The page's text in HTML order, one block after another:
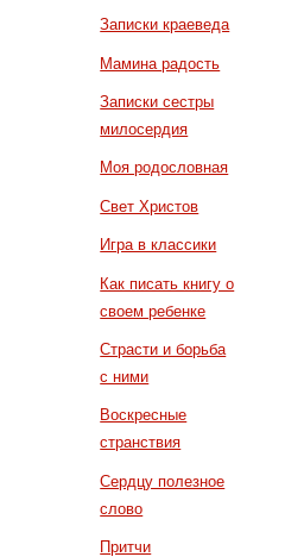
Записки краеведа
Мамина радость
Записки сестры
милосердия
Моя родословная
Свет Христов
Игра в классики
Как писать книгу о
своем ребенке
Страсти и борьба
с ними
Воскресные
странствия
Сердцу полезное
слово
Притчи